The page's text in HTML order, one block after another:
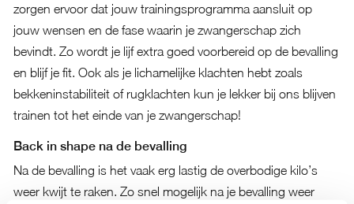
zorgen ervoor dat jouw trainingsprogramma aansluit op
jouw wensen en de fase waarin je zwangerschap zich
bevindt. Zo wordt je lijf extra goed voorbereid op de bevalling
en blijf je fit. Ook als je lichamelijke klachten hebt zoals
bekkeninstabiliteit of rugklachten kun je lekker bij ons blijven
trainen tot het einde van je zwangerschap!
Back in shape na de bevalling
Na de bevalling is het vaak erg lastig de overbodige kilo’s
weer kwijt te raken. Zo snel mogelijk na je bevalling weer